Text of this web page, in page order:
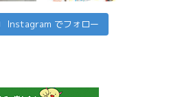
Instagram でフォロー